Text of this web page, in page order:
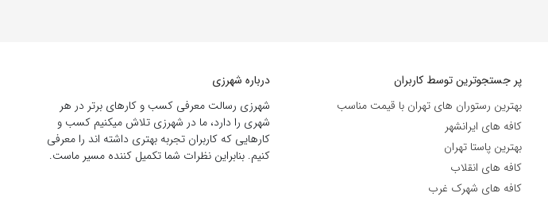
پر جستجوترین توسط کاربران
بهترین رستوران های تهران با قیمت مناسب
کافه های ایرانشهر
بهترین پاستا تهران
کافه های انقلاب
کافه های شهرک غرب
درباره شهرزی
شهرزی رسالت معرفی کسب و کارهای برتر در هر
شهری را دارد، ما در شهرزی تلاش میکنیم کسب و
کارهایی که کاربران تجربه بهتری داشته اند را معرفی
کنیم. بنابراین نظرات شما تکمیل کننده مسیر ماست.